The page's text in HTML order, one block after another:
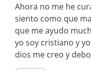
Ahora no me he
siento como que
que me ayudo
yo soy cristiano y
dios me creo y